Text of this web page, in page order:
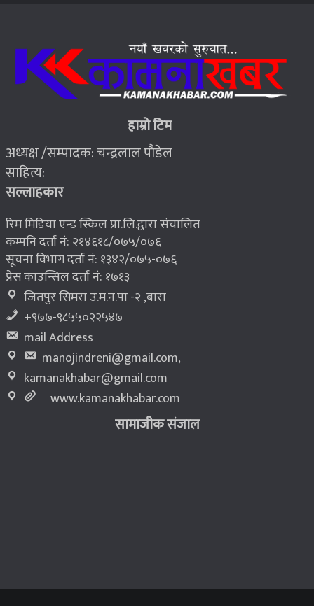
६ जहाँ चट्याङबाट बच्न रक्सी छर्केर घरभित्र पस्छन् स्थानीय
२०७६ बैशाख १३, शुक्रबार
फोरम सुनसरीको अध्यक्षमा खत्वे विजयी
२०७६ बैशाख १३, शुक्रबार
८ भूकम्प पीडितलाई घर निर्माण गर्न लालपुर्जा
हाम्रो टिम
अध्यक्ष /सम्पादक: चन्द्रलाल पौडेल
साहित्य:
सल्लाहकार
रिम मिडिया एन्ड स्किल प्रा.लि.द्वारा संचालित
कम्पनि दर्ता नं: २१४६१८/०७५/०७६
सूचना विभाग दर्ता नं: १३४२/०७५-०७६
प्रेस काउन्सिल दर्ता नं: १७१३
जितपुर सिमरा उ.म.न.पा -२ ,बारा
+९७७-९८५५०२२५४७
mail Address
manojindreni@gmail.com,
kamanakhabar@gmail.com
www.kamanakhabar.com
सामाजीक संजाल